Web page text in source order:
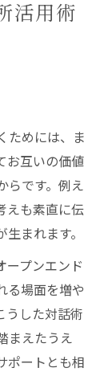
活用術
ためには、ま
お互いの価値
らです。例え
えも素直に伝
まれます。
ープンエンド
る場面を増や
うした対話術
まえたうえ
ポートとも相